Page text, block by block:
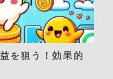
を狙う！効果的